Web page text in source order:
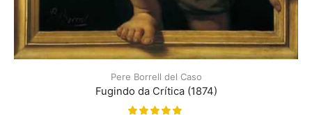
Pere Borrell del Caso
Fugindo da Crítica (1874)